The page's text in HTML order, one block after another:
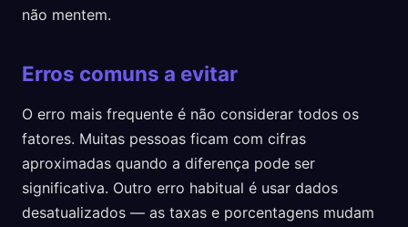
não mentem.
Erros comuns a evitar
O erro mais frequente é não considerar todos os
fatores. Muitas pessoas ficam com cifras
aproximadas quando a diferença pode ser
significativa. Outro erro habitual é usar dados
desatualizados — as taxas e porcentagens mudam